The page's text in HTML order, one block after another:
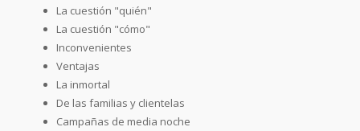
La cuestión "quién"
La cuestión "cómo"
Inconvenientes
Ventajas
La inmortal
De las familias y clientelas
Campañas de media noche